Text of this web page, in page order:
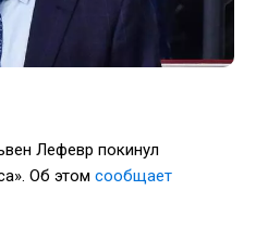
Лефевр покинул
Об этом сообщает